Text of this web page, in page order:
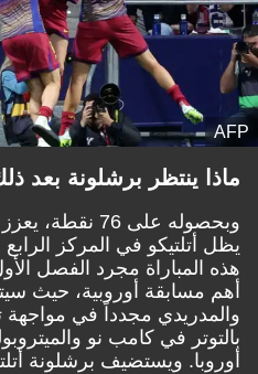
AFP
ماذا ينتظر برشلونة بعد
وبحصوله على 76
هذه المباراة مجرد الفصل
أهم مسابقة أوروبية، حيث
والمدريدي مجدداً في
بالتوتر في كامب نو
أوروبا. ويستضيف برشلونة